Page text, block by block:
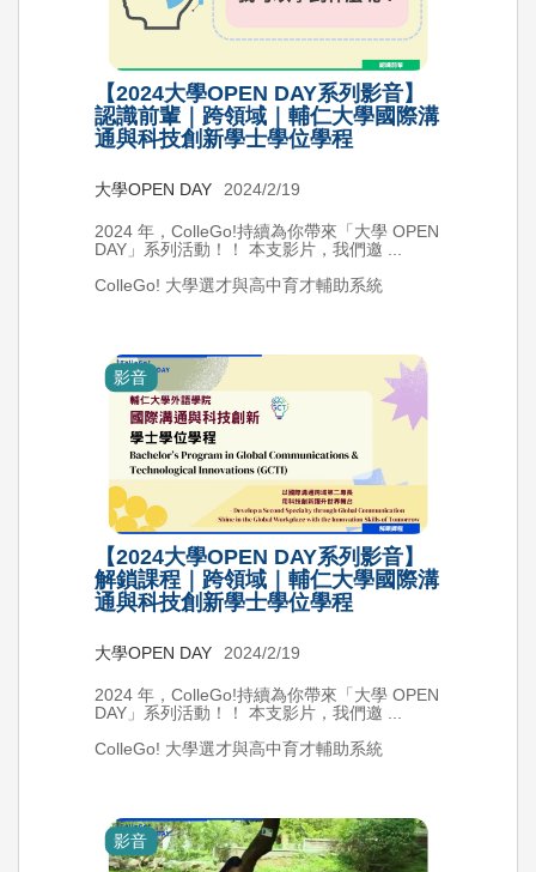
【2024大學OPEN DAY系列影音】
認識前輩｜跨領域｜輔仁大學國際溝
通與科技創新學士學位學程
大學OPEN DAY 2024/2/19
2024 年，ColleGo!持續為你帶來「大學 OPEN
DAY」系列活動！！ 本支影片，我們邀 ...
ColleGo! 大學選才與高中育才輔助系統
影音
【2024大學OPEN DAY系列影音】
解鎖課程｜跨領域｜輔仁大學國際溝
通與科技創新學士學位學程
大學OPEN DAY 2024/2/19
2024 年，ColleGo!持續為你帶來「大學 OPEN
DAY」系列活動！！ 本支影片，我們邀 ...
ColleGo! 大學選才與高中育才輔助系統
影音